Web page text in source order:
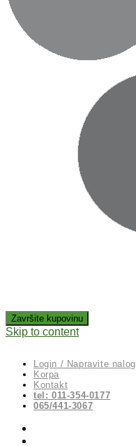
Skip to content
Login / Napravite nalog
Korpa
Kontakt
tel: 011-354-0177
065/441-3067